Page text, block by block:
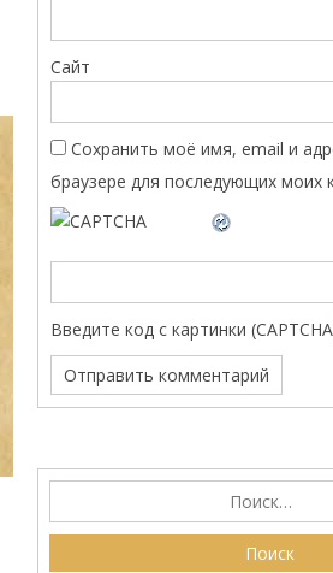
Сайт
Сохранить моё имя, email и
браузере для последующих моих
Введите код с картинки